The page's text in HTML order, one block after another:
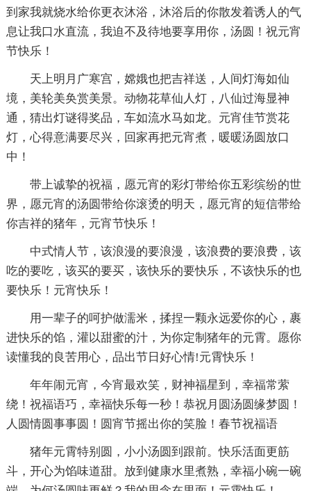
到家我就烧水给你更衣沐浴，沐浴后的你散发着诱人的气
息让我口水直流，我迫不及待地要享用你，汤圆！祝元宵
节快乐！
天上明月广寒宫，嫦娥也把吉祥送，人间灯海如仙
境，美轮美奂赏美景。动物花草仙人灯，八仙过海显神
通，猜出灯谜得奖品，车如流水马如龙。元宵佳节赏花
灯，心得意满要尽兴，回家再把元宵煮，暖暖汤圆放口
中！
带上诚挚的祝福，愿元宵的彩灯带给你五彩缤纷的世
界，愿元宵的汤圆带给你滚烫的明天，愿元宵的短信带给
你吉祥的猪年，元宵节快乐！
中式情人节，该浪漫的要浪漫，该浪费的要浪费，该
吃的要吃，该买的要买，该快乐的要快乐，不该快乐的也
要快乐！元宵快乐！
用一辈子的呵护做濡米，揉捏一颗永远爱你的心，裹
进快乐的馅，灌以甜蜜的汁，为你定制猪年的元霄。愿你
读懂我的良苦用心，品出节日好心情!元霄快乐！
年年闹元宵，今宵最欢笑，财神福星到，幸福常萦
绕！祝福语巧，幸福快乐每一秒！恭祝月圆汤圆缘梦圆！
人圆情圆事事圆！圆宵节摇出你的笑脸！春节祝福语
猪年元霄特别圆，小小汤圆到跟前。快乐活面更筋
斗，开心为馅味道甜。放到健康水里煮熟，幸福小碗一碗